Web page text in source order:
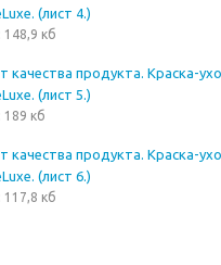
(лист 4.)
148,9 кб
качества продукта. Краска-
(лист 5.)
189 кб
качества продукта. Краска-
(лист 6.)
117,8 кб